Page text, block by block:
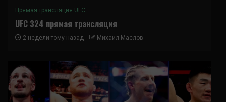
Прямая трансляция UFC
UFC 324 прямая трансляция
2 недели тому назад Михаил Маслов